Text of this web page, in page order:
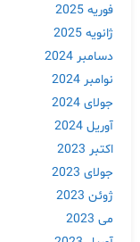
فوریه 2025
ژانویه 2025
دسامبر 2024
نوامبر 2024
جولای 2024
آوریل 2024
اکتبر 2023
جولای 2023
ژوئن 2023
می 2023